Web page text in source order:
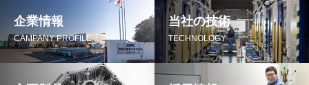
企業情報
CAMPANY PROFILE
当社の技術
TECHNOLOGY